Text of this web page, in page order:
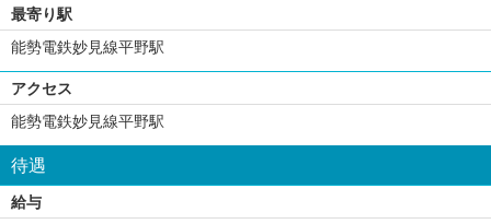
最寄り駅
能勢電鉄妙見線平野駅
アクセス
能勢電鉄妙見線平野駅
待遇
給与